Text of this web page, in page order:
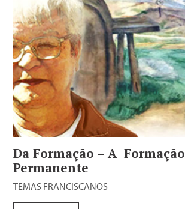
Da Formação – A Formação
Permanente
TEMAS FRANCISCANOS